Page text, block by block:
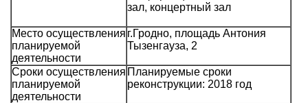
зал, концертный зал
Место осуществления
планируемой
деятельности
г.Гродно, площадь Антония
Тызенгауза, 2
Сроки осуществления
планируемой
деятельности
Планируемые сроки
реконструкции: 2018 год